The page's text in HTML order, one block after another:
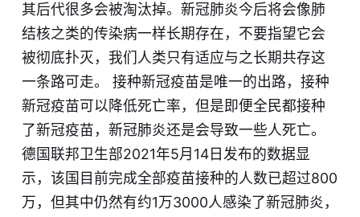
其后代很多会被淘汰掉。新冠肺炎今后将会像肺
结核之类的传染病一样长期存在，不要指望它会
被彻底扑灭，我们人类只有适应与之长期共存这
一条路可走。 接种新冠疫苗是唯一的出路，接种
新冠疫苗可以降低死亡率，但是即便全民都接种
了新冠疫苗，新冠肺炎还是会导致一些人死亡。
德国联邦卫生部2021年5月14日发布的数据显
示，该国目前完成全部疫苗接种的人数已超过800
万，但其中仍然有约1万3000人感染了新冠肺炎，